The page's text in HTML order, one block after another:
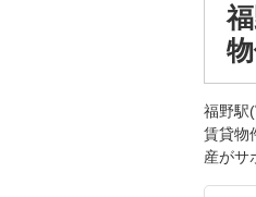
福野駅
賃貸物
産がサ